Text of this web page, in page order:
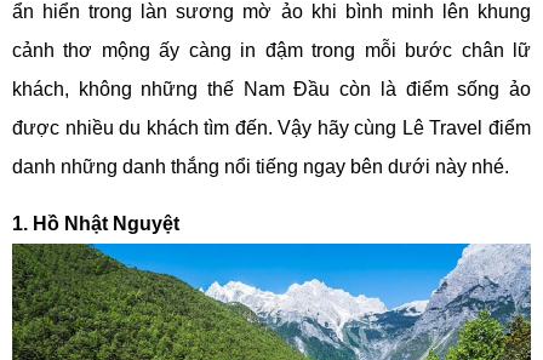
ẩn hiển trong làn sương mờ ảo khi bình minh lên khung
cảnh thơ mộng ấy càng in đậm trong mỗi bước chân lữ
khách, không những thế Nam Đầu còn là điểm sống ảo
được nhiều du khách tìm đến. Vậy hãy cùng Lê Travel điểm
danh những danh thắng nổi tiếng ngay bên dưới này nhé.
1. Hồ Nhật Nguyệt